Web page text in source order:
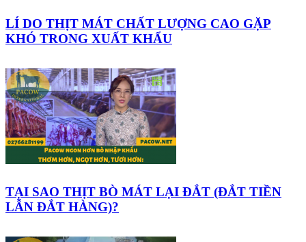
LÍ DO THỊT MÁT CHẤT LƯỢNG CAO GẶP
KHÓ TRONG XUẤT KHẨU
TẠI SAO THỊT BÒ MÁT LẠI ĐẮT (ĐẮT TIỀN
LẪN ĐẮT HÀNG)?